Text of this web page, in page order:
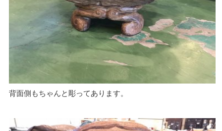
背面側もちゃんと彫ってあります。